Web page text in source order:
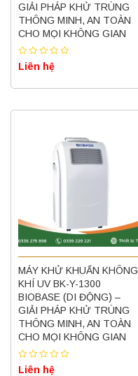
GIẢI PHÁP KHỬ TRÙNG
THÔNG MINH, AN TOÀN
CHO MỌI KHÔNG GIAN
Liên hệ
MÁY KHỬ KHUẨN KHÔNG
KHÍ UV BK-Y-1300
BIOBASE (DI ĐỘNG) –
GIẢI PHÁP KHỬ TRÙNG
THÔNG MINH, AN TOÀN
CHO MỌI KHÔNG GIAN
Liên hệ